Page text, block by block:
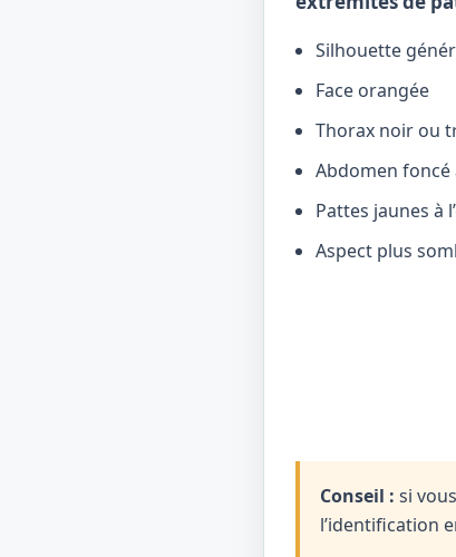
Silhouette
Face orangée
Thorax noir ou
Abdomen foncé
Pattes jaunes à
Aspect plus
Conseil : si
l’identification